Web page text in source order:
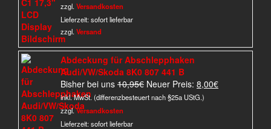
zzgl. Versandkosten
Lieferzeit:sofort lieferbar
zzgl. Versand
Abdeckung für Abschlepphaken
Audi/VW/Skoda 8K0 807 441 B
Bisher bei uns 10,95€ Ursprünglicher
Preis
Neuer Preis: 8,00€Aktueller
inkl. MwSt. (differenzbesteuert nach §25a UStG.)
zzgl.Versandkosten
Lieferzeit:sofort lieferbar